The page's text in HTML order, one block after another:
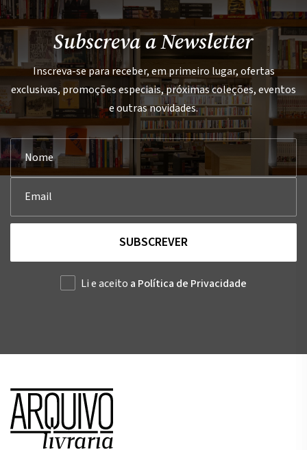
Subscreva a Newsletter
Inscreva-se para receber, em primeiro lugar, ofertas
exclusivas, promoções especiais, próximas coleções, eventos
e outras novidades.
SUBSCREVER
Li e aceito a Política de Privacidade